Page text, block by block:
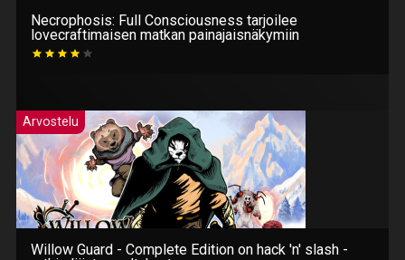
Necrophosis: Full Consciousness tarjoilee
lovecraftimaisen matkan painajaisnäkymiin
Arvostelu
Willow Guard - Complete Edition on hack 'n' slash -